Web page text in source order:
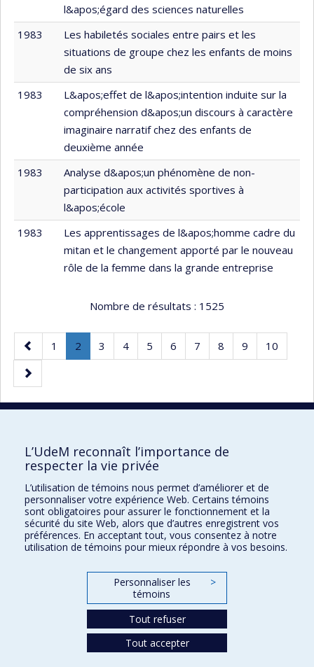
l&apos;égard des sciences naturelles
1983
Les habiletés sociales entre pairs et les
situations de groupe chez les enfants de moins
de six ans
1983
L&apos;effet de l&apos;intention induite sur la
compréhension d&apos;un discours à caractère
imaginaire narratif chez des enfants de
deuxième année
1983
Analyse d&apos;un phénomène de non-
participation aux activités sportives à
l&apos;école
1983
Les apprentissages de l&apos;homme cadre du
mitan et le changement apporté par le nouveau
rôle de la femme dans la grande entreprise
Nombre de résultats : 1525
Page
précédente
Page
1 Page
2
Page
Page
3 Page
4 Page
5 Page
6 Page
7 Page
8 Page
9 Page
10
Page
suivante
Faculté des sciences de l'éducation
Pavillon Marie-Victorin
90, avenue Vincent-d'Indy
Montréal (Québec) H2V 2S9
L’UdeM reconnaît l’importance de
respecter la vie privée
L’utilisation de témoins nous permet d’améliorer et de
personnaliser votre expérience Web. Certains témoins
sont obligatoires pour assurer le fonctionnement et la
sécurité du site Web, alors que d’autres enregistrent vos
préférences. En acceptant tout, vous consentez à notre
utilisation de témoins pour mieux répondre à vos besoins.
Personnaliser les
témoins
>
Tout refuser
Tout accepter